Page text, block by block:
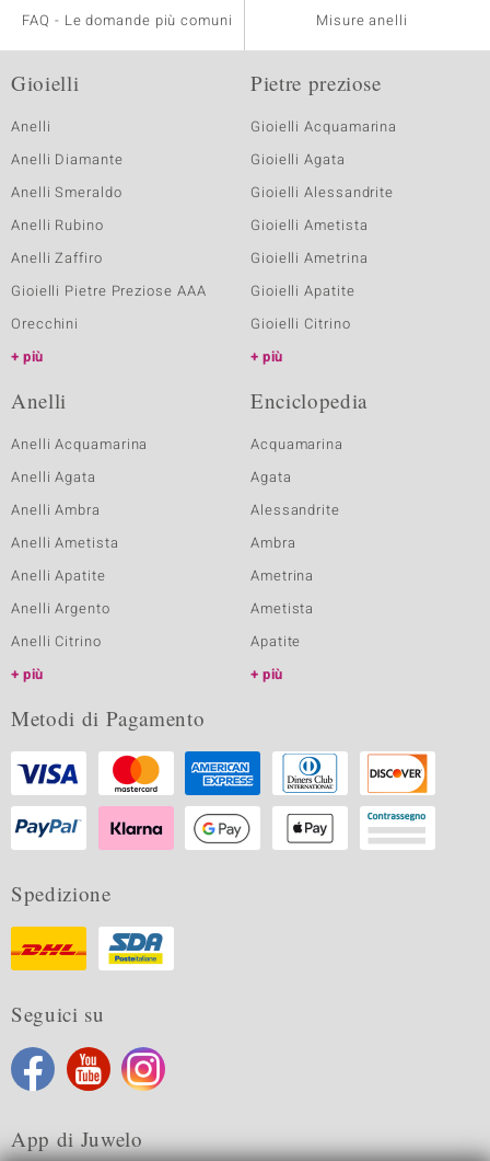
FAQ - Le domande più comuni
Misure anelli
Gioielli
Anelli
Anelli Diamante
Anelli Smeraldo
Anelli Rubino
Anelli Zaffiro
Gioielli Pietre Preziose AAA
Orecchini
più
Pietre preziose
Gioielli Acquamarina
Gioielli Agata
Gioielli Alessandrite
Gioielli Ametista
Gioielli Ametrina
Gioielli Apatite
Gioielli Citrino
più
Anelli
Anelli Acquamarina
Anelli Agata
Anelli Ambra
Anelli Ametista
Anelli Apatite
Anelli Argento
Anelli Citrino
più
Enciclopedia
Acquamarina
Agata
Alessandrite
Ambra
Ametrina
Ametista
Apatite
più
Metodi di Pagamento
Spedizione
Seguici su
App di Juwelo